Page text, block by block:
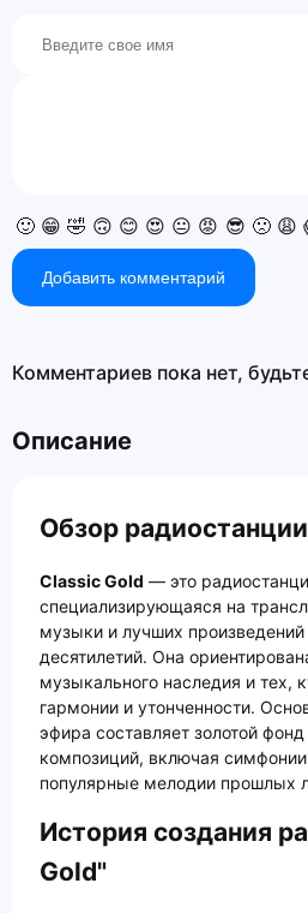
🙂 😁 🤣 🙃 😊 😍 😐 😡 😎 🙁 😩
Добавить комментарий
Комментариев пока нет,
Описание
Обзор
Classic Gold — это
специализирующаяся на
музыки и лучших
десятилетий. Она
музыкального наследия и тех,
гармонии и утонченности.
эфира составляет золотой
композиций, включая
популярные мелодии прошлых
История создания
Gold"